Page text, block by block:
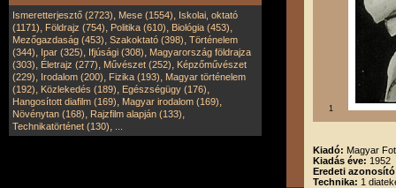
Ismeretterjesztő (2723), Mese (1554), Iskolai, oktató
(1171), Földrajz (754), Politika (610), Biológia (453),
Mezőgazdaság (453), Szakoktató (398), Történelem
(344), Ipar (325), Ifjúsági (308), Magyarország földrajza
(303), Életrajz (277), Művészet (252), Képzőművészet
(229), Irodalom (200), Fizika (193), Magyar történelem
(192), Közlekedés (189), Egészségügy (176),
Hangosított diafilm (169), Magyar irodalom (169),
Növénytan (168), Rajzfilm alapján (133),
Technikatörténet (130),
1
Kiadó: Magyar
Kiadás éve: 1952
Eredeti
Technika: 1